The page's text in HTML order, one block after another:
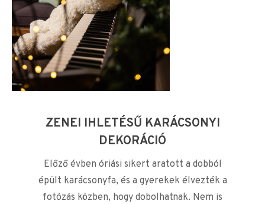
ZENEI IHLETÉSŰ KARÁCSONYI
DEKORÁCIÓ
Előző évben óriási sikert aratott a dobból
épült karácsonyfa, és a gyerekek élvezték a
fotózás közben, hogy dobolhatnak. Nem is